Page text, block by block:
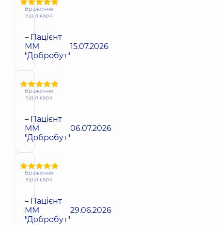
Враження
від лікаря
– Пацієнт
ММ
"Добробут"
15.07.2026
Враження
від лікаря
– Пацієнт
ММ
"Добробут"
06.07.2026
Враження
від лікаря
– Пацієнт
ММ
"Добробут"
29.06.2026